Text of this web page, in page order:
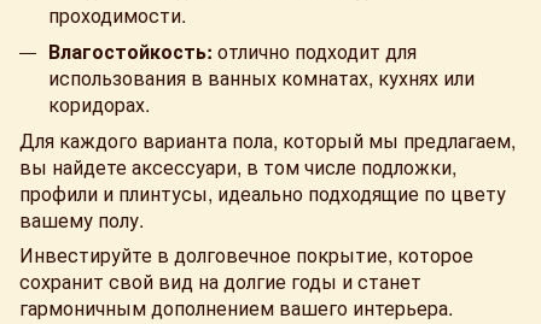
проходимости.
Влагостойкость: отлично подходит для
использования в ванных комнатах, кухнях или
коридорах.
Для каждого варианта пола, который мы предлагаем,
вы найдете аксессуари, в том числе подложки,
профили и плинтусы, идеально подходящие по цвету
вашему полу.
Инвестируйте в долговечное покрытие, которое
сохранит свой вид на долгие годы и станет
гармоничным дополнением вашего интерьера.